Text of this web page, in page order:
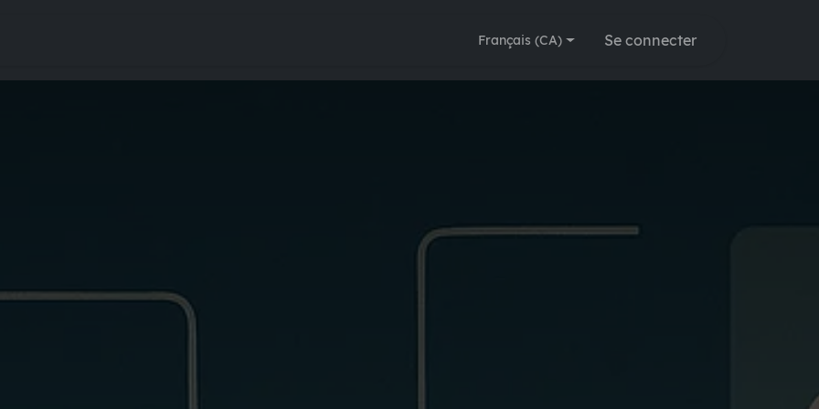
🗓️ Rendez-vous
Français (CA) Se connecter